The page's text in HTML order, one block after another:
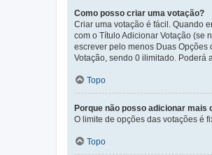
Como posso criar uma votação?
Criar uma votação é fácil. Quando
com o Título Adicionar Votação (se
escrever pelo menos Duas Opções
Votação, sendo 0 ilimitado. Poderá
Topo
Porque não posso adicionar mais
O limite de opções das votações é
Topo